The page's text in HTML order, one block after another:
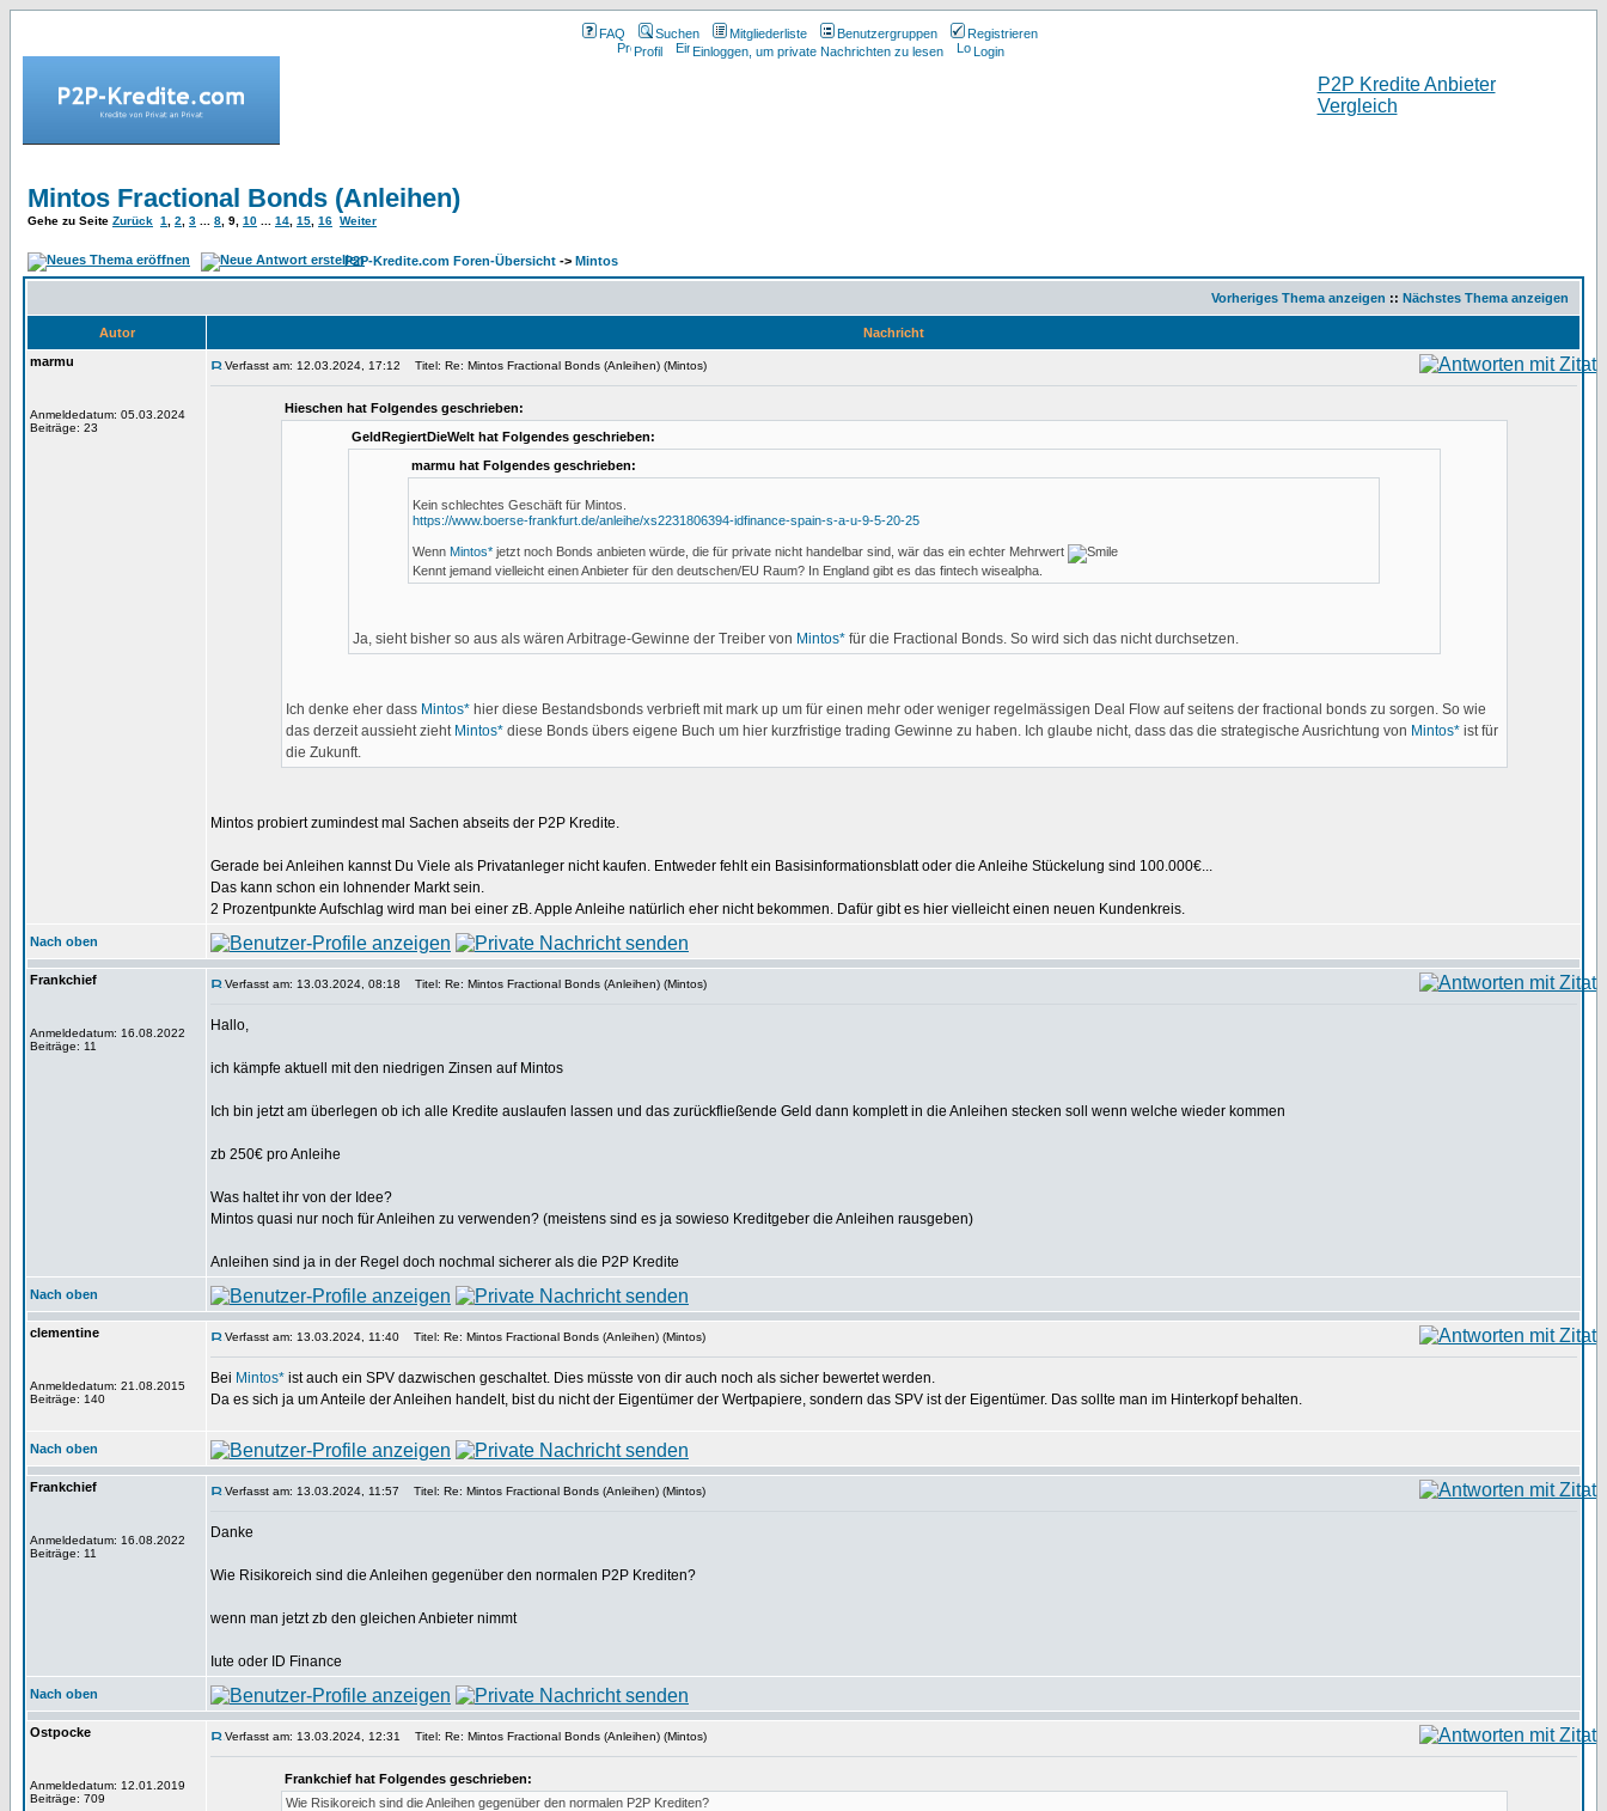
FAQ Suchen Mitgliederliste Benutzergruppen
Registrieren
Profil
Einloggen, um private Nachrichten zu lesen Login
P2P Kredite Anbieter
Vergleich
Mintos Fractional Bonds (Anleihen)
Gehe zu Seite Zurück 1 2 3 8 9 10 14 15 16 Weiter
P2P-Kredite.com Foren-Übersicht -> Mintos
Vorheriges Thema anzeigen :: Nächstes Thema anzeigen
Autor
Nachricht
marmu
Anmeldedatum: 05.03.2024
Beiträge: 23
Verfasst am: 12.03.2024, 17:12 Titel: Re: Mintos Fractional Bonds (Anleihen) (Mintos)
Hieschen hat Folgendes geschrieben:
GeldRegiertDieWelt hat Folgendes geschrieben:
marmu hat Folgendes geschrieben:
Kein schlechtes Geschäft für Mintos.
https://www.boerse-frankfurt.de/anleihe/xs2231806394-idfinance-spain-s-a-u-9-5-20-25
Wenn Mintos* jetzt noch Bonds anbieten würde, die für private nicht handelbar sind, wär das ein echter Mehrwert
Kennt jemand vielleicht einen Anbieter für den deutschen/EU Raum? In England gibt es das fintech wisealpha.
Ja, sieht bisher so aus als wären Arbitrage-Gewinne der Treiber von Mintos*für die Fractional Bonds. So wird sich das nicht durchsetzen.
Ich denke eher dass Mintos*hier diese Bestandsbonds verbrieft mit mark up um für einen mehr oder weniger regelmässigen Deal Flow auf seitens der fractional bonds zu sorgen. So wie
das derzeit aussieht zieht Mintos*diese Bonds übers eigene Buch um hier kurzfristige trading Gewinne zu haben. Ich glaube nicht, dass das die strategische Ausrichtung von Mintos*ist für
die Zukunft.
Mintos probiert zumindest mal Sachen abseits der P2P Kredite.
Gerade bei Anleihen kannst Du Viele als Privatanleger nicht kaufen. Entweder fehlt ein Basisinformationsblatt oder die Anleihe Stückelung sind 100.000€...
Das kann schon ein lohnender Markt sein.
2 Prozentpunkte Aufschlag wird man bei einer zB. Apple Anleihe natürlich eher nicht bekommen. Dafür gibt es hier vielleicht einen neuen Kundenkreis.
Nach oben
Frankchief
Anmeldedatum: 16.08.2022
Beiträge: 11
Verfasst am: 13.03.2024, 08:18 Titel: Re: Mintos Fractional Bonds (Anleihen) (Mintos)
Hallo,
ich kämpfe aktuell mit den niedrigen Zinsen auf Mintos
Ich bin jetzt am überlegen ob ich alle Kredite auslaufen lassen und das zurückfließende Geld dann komplett in die Anleihen stecken soll wenn welche wieder kommen
zb 250€ pro Anleihe
Was haltet ihr von der Idee?
Mintos quasi nur noch für Anleihen zu verwenden? (meistens sind es ja sowieso Kreditgeber die Anleihen rausgeben)
Anleihen sind ja in der Regel doch nochmal sicherer als die P2P Kredite
Nach oben
clementine
Anmeldedatum: 21.08.2015
Beiträge: 140
Verfasst am: 13.03.2024, 11:40 Titel: Re: Mintos Fractional Bonds (Anleihen) (Mintos)
Bei Mintos* ist auch ein SPV dazwischen geschaltet. Dies müsste von dir auch noch als sicher bewertet werden.
Da es sich ja um Anteile der Anleihen handelt, bist du nicht der Eigentümer der Wertpapiere, sondern das SPV ist der Eigentümer. Das sollte man im Hinterkopf behalten.
Nach oben
Frankchief
Anmeldedatum: 16.08.2022
Beiträge: 11
Verfasst am: 13.03.2024, 11:57 Titel: Re: Mintos Fractional Bonds (Anleihen) (Mintos)
Danke
Wie Risikoreich sind die Anleihen gegenüber den normalen P2P Krediten?
wenn man jetzt zb den gleichen Anbieter nimmt
Iute oder ID Finance
Nach oben
Ostpocke
Anmeldedatum: 12.01.2019
Beiträge: 709
Verfasst am: 13.03.2024, 12:31 Titel: Re: Mintos Fractional Bonds (Anleihen) (Mintos)
Frankchief hat Folgendes geschrieben:
Wie Risikoreich sind die Anleihen gegenüber den normalen P2P Krediten?